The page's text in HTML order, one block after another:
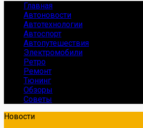
Главная
Автоновости
Автотехнологии
Автоспорт
Автопутешествия
Электромобили
Ретро
Ремонт
Тюнинг
Обзоры
Советы
Новости